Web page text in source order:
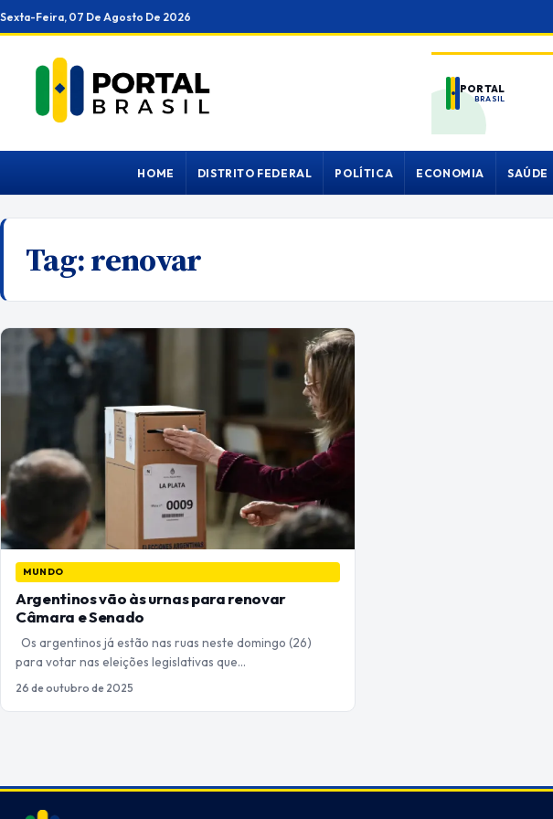
Ir
para
conteúdo
Sexta-Feira, 07 De Agosto De 2026
PORTAL
BRASIL
HOME DISTRITO FEDERAL POLÍTICA ECONOMIA SAÚDE
Tag:renovar
MUNDO
Argentinos vão às urnas para renovar
Câmara e Senado
Os argentinos já estão nas ruas neste domingo (26)
para votar nas eleições legislativas que…
26 de outubro de 2025